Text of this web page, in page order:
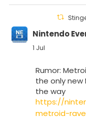
Nintendo
1 Jul
Rumor:
the only new
the way
https://
metroid-